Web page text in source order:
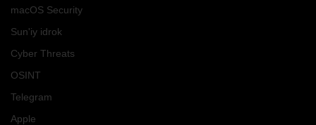
macOS Security
Sun'iy idrok
Cyber Threats
OSINT
Telegram
Apple